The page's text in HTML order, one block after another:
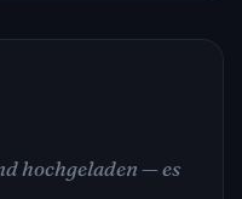
hochgeladen — es